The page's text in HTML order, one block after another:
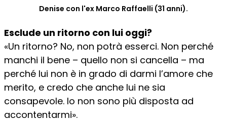
Denise con l'ex Marco Raffaelli (31 anni).
Esclude un ritorno con lui oggi?
«Un ritorno? No, non potrà esserci. Non perché
manchi il bene – quello non si cancella – ma
perché lui non è in grado di darmi l’amore che
merito, e credo che anche lui ne sia
consapevole. Io non sono più disposta ad
accontentarmi».